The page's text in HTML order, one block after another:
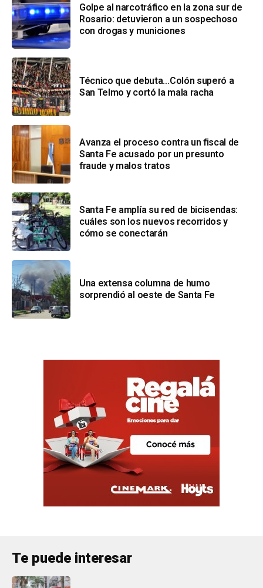
Golpe al narcotráfico en la zona sur de
Rosario: detuvieron a un sospechoso
con drogas y municiones
Técnico que debuta…Colón superó a
San Telmo y cortó la mala racha
Avanza el proceso contra un fiscal de
Santa Fe acusado por un presunto
fraude y malos tratos
Santa Fe amplía su red de bicisendas:
cuáles son los nuevos recorridos y
cómo se conectarán
Una extensa columna de humo
sorprendió al oeste de Santa Fe
Te puede interesar